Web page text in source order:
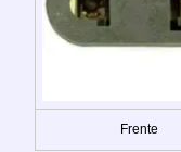
Frente